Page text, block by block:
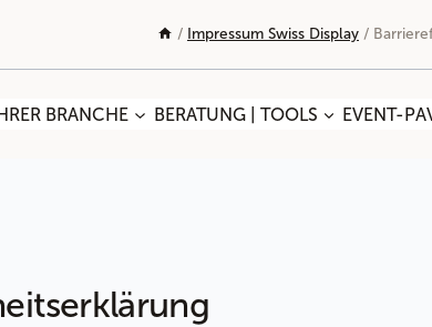
/ Impressum Swiss Display /
BRANCHE BERATUNG | TOOLS EVENT-